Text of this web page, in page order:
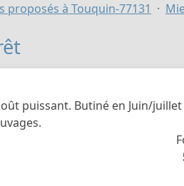
proposés à Touquin-77131
puissant. Butiné en Juin/